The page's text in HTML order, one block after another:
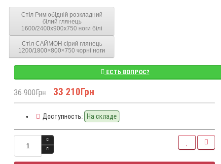
Стіл Рим обідній розкладний
білий глянець
1600/2400x900x750 ноги білі
Стіл САЙМОН сірий глянець
1200/1800×800×750 чорні ноги
ЕСТЬ ВОПРОС?
36 900Грн 33 210Грн
Доступность: На складе